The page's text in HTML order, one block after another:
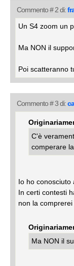
Commento # 2 di:
Un S4 zoom un
Ma NON il
Poi scatteranno
Commento # 3 di:
C'è
comperare
Io ho conosciuto
In certi contesti
non la comprerei
Ma NON il